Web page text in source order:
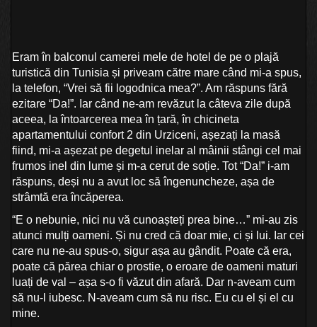
Eram în balconul camerei mele de hotel de pe o plajă
turistică din Tunisia și priveam către mare când mi-a spus,
la telefon, “Vrei să fii logodnica mea?”. Am răspuns fără
ezitare “Da!”. Iar când ne-am revăzut la câteva zile după
aceea, la întoarcerea mea în țară, în chicineta
apartamentului confort 2 din Urziceni, așezați la masă
fiind, mi-a așezat pe degetul inelar al mâinii stângi cel mai
frumos inel din lume și m-a cerut de soție. Tot “Da!” i-am
răspuns, deși nu a avut loc să îngenuncheze, așa de
strâmtă era încăperea.
“E o nebunie, nici nu vă cunoașteți prea bine…” mi-au zis
atunci mulți oameni. Și nu cred că doar mie, ci și lui. Iar cei
care nu ne-au spus-o, sigur așa au gândit. Poate că era,
poate că părea chiar o prostie, o eroare de oameni maturi
luați de val – așa s-o fi văzut din afară. Dar n-aveam cum
să nu-l iubesc. N-aveam cum să nu risc. Eu cu el și el cu
mine.